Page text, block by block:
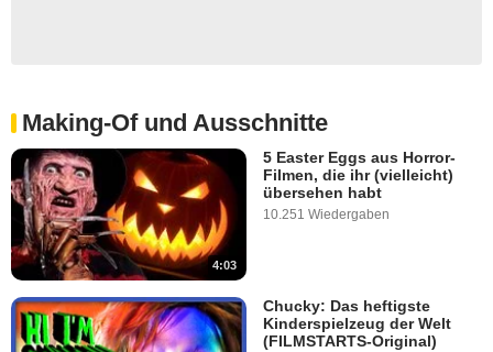
Making-Of und Ausschnitte
4:03
5 Easter Eggs aus Horror-
Filmen, die ihr (vielleicht)
übersehen habt
10.251 Wiedergaben
Chucky: Das heftigste
Kinderspielzeug der Welt
(FILMSTARTS-Original)